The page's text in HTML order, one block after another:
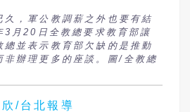
久，軍公教調薪之外也要有結
3月20日全教總要求教育部讓
總並表示教育部欠缺的是推動
非辦理更多的座談。圖/全教總
/台北報導